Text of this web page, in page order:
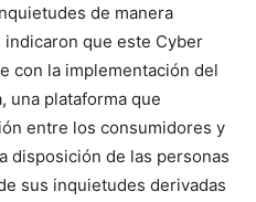
de manera
que este Cyber
con la implementación del
una plataforma que
entre los consumidores y
disposición de las personas
sus inquietudes derivadas